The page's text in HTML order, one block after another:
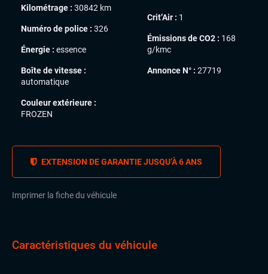
Kilométrage : 30842 km
Numéro de police : 326
Énergie : essence
Boîte de vitesse :
automatique
Couleur extérieure :
FROZEN
Crit’Air : 1
Émissions de CO2 : 168
g/kmc
Annonce N° : 27719
EXTENSION DE GARANTIE JUSQU’À 6 ANS
Imprimer la fiche du véhicule
Caractéristiques du véhicule